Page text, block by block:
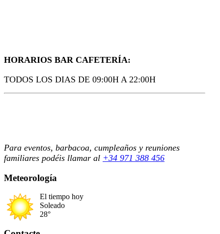
HORARIOS BAR CAFETERÍA:
TODOS LOS DIAS DE 09:00H A 22:00H
Para eventos, barbacoa, cumpleaños y reuniones
familiares podéis llamar al +34 971 388 456
Meteorología
El tiempo hoy
Soleado
28°